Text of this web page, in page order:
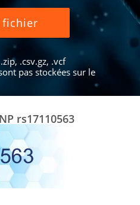
fichier
.csv.gz, .vcf
pas stockées sur le
rs17110563